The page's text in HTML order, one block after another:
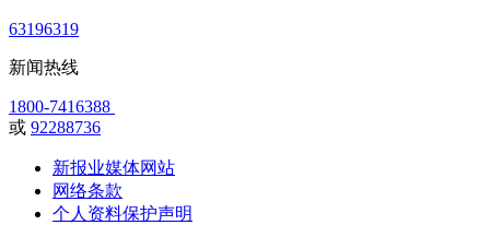
63196319
新闻热线
1800-7416388
或 92288736
新报业媒体网站
网络条款
个人资料保护声明